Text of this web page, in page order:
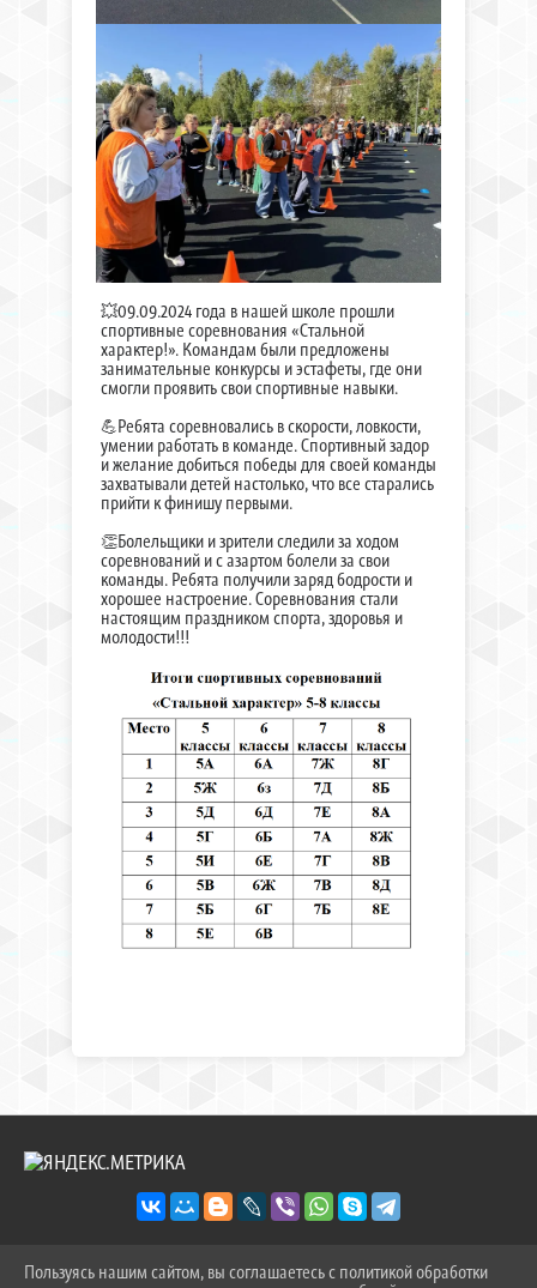
💥09.09.2024 года в нашей школе прошли
спортивные соревнования «Стальной
характер!». Командам были предложены
занимательные конкурсы и эстафеты, где они
смогли проявить свои спортивные навыки.
💪Ребята соревновались в скорости, ловкости,
умении работать в команде. Спортивный задор
и желание добиться победы для своей команды
захватывали детей настолько, что все старались
прийти к финишу первыми.
👏Болельщики и зрители следили за ходом
соревнований и с азартом болели за свои
команды. Ребята получили заряд бодрости и
хорошее настроение. Соревнования стали
настоящим праздником спорта, здоровья и
молодости!!!
Пользуясь нашим сайтом, вы соглашаетесь с политикой обработки